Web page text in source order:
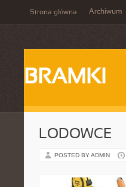
Strona główna Archiwum
BRAMKI
LODOWCE
POSTED BY ADMIN